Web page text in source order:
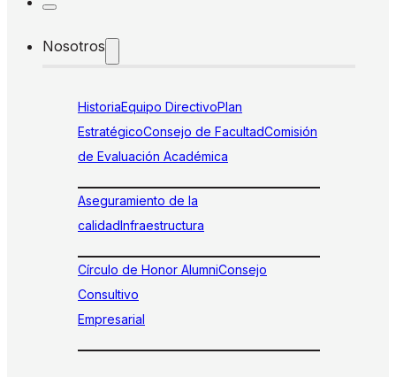
Nosotros
HistoriaEquipo DirectivoPlan
EstratégicoConsejo de FacultadComisión
de Evaluación Académica
Aseguramiento de la
calidadInfraestructura
Círculo de Honor AlumniConsejo
Consultivo
Empresarial